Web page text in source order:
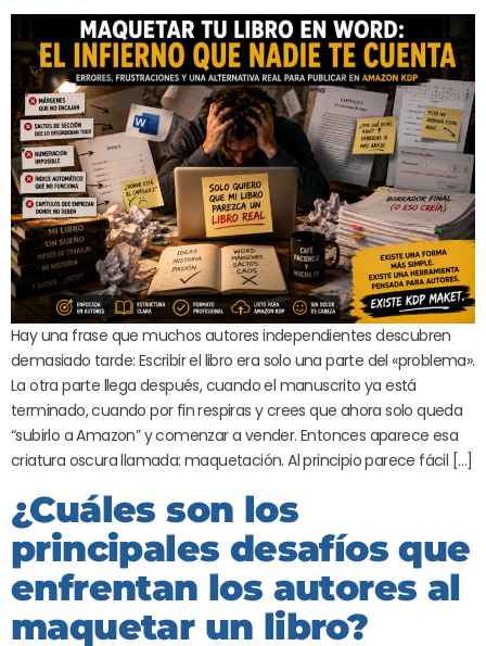
Hay una frase que muchos autores independientes descubren
demasiado tarde: Escribir el libro era solo una parte del «problema».
La otra parte llega después, cuando el manuscrito ya está
terminado, cuando por fin respiras y crees que ahora solo queda
“subirlo a Amazon” y comenzar a vender. Entonces aparece esa
criatura oscura llamada: maquetación. Al principio parece fácil […]
¿Cuáles son los
principales desafíos que
enfrentan los autores al
maquetar un libro?